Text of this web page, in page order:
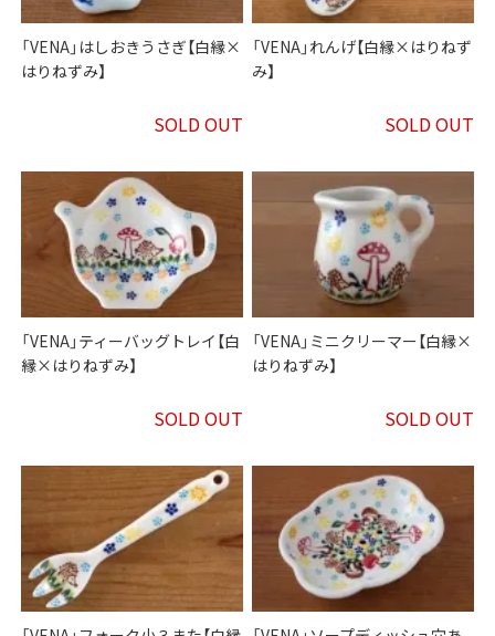
「VENA」はしおきうさぎ【白縁×
はりねずみ】
SOLD OUT
「VENA」れんげ【白縁×はりねず
み】
SOLD OUT
「VENA」ティーバッグトレイ【白
縁×はりねずみ】
SOLD OUT
「VENA」ミニクリーマー【白縁×
はりねずみ】
SOLD OUT